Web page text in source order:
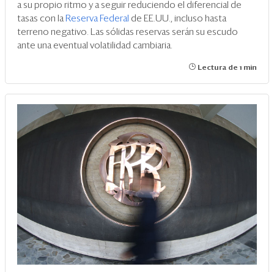
a su propio ritmo y a seguir reduciendo el diferencial de
tasas con la Reserva Federal de EE.UU., incluso hasta
terreno negativo. Las sólidas reservas serán su escudo
ante una eventual volatilidad cambiaria.
Lectura de 1 min